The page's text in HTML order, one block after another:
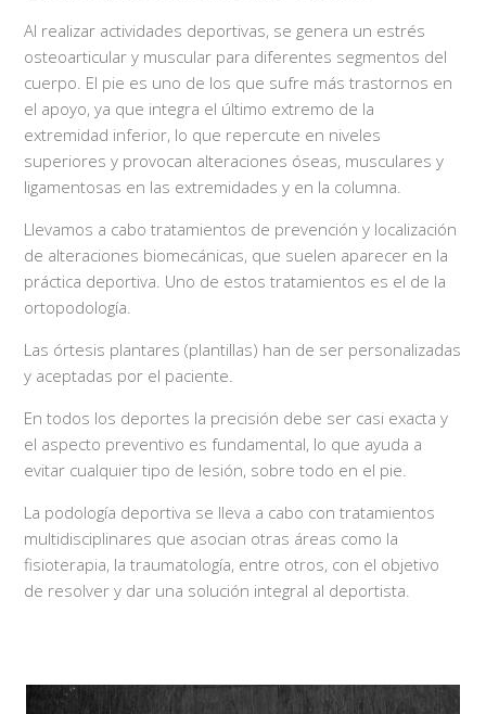
Al realizar actividades deportivas, se genera un estrés
osteoarticular y muscular para diferentes segmentos del
cuerpo. El pie es uno de los que sufre más trastornos en
el apoyo, ya que integra el último extremo de la
extremidad inferior, lo que repercute en niveles
superiores y provocan alteraciones óseas, musculares y
ligamentosas en las extremidades y en la columna.
Llevamos a cabo tratamientos de prevención y localización
de alteraciones biomecánicas, que suelen aparecer en la
práctica deportiva. Uno de estos tratamientos es el de la
ortopodología.
Las órtesis plantares (plantillas) han de ser personalizadas
y aceptadas por el paciente.
En todos los deportes la precisión debe ser casi exacta y
el aspecto preventivo es fundamental, lo que ayuda a
evitar cualquier tipo de lesión, sobre todo en el pie.
La podología deportiva se lleva a cabo con tratamientos
multidisciplinares que asocian otras áreas como la
fisioterapia, la traumatología, entre otros, con el objetivo
de resolver y dar una solución integral al deportista.